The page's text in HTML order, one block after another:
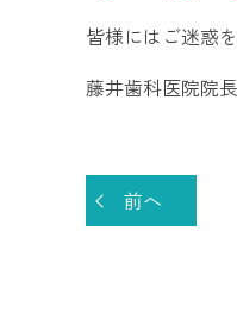
皆様にはご迷惑
藤井歯科医院
前へ